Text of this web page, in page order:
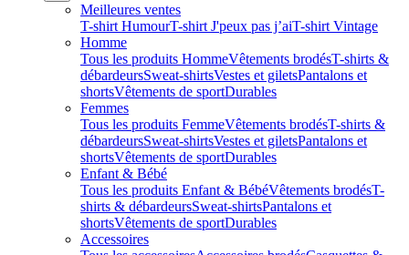
Meilleures ventes
T-shirt HumourT-shirt J'peux pas j’aiT-shirt Vintage
Homme
Tous les produits HommeVêtements brodésT-shirts &
débardeursSweat-shirtsVestes et giletsPantalons et
shortsVêtements de sportDurables
Femmes
Tous les produits FemmeVêtements brodésT-shirts &
débardeursSweat-shirtsVestes et giletsPantalons et
shortsVêtements de sportDurables
Enfant & Bébé
Tous les produits Enfant & BébéVêtements brodésT-
shirts & débardeursSweat-shirtsPantalons et
shortsVêtements de sportDurables
Accessoires